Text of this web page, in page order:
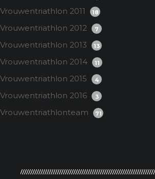
Vrouwentriathlon 2011 18
Vrouwentriathlon 2012 7
Vrouwentriathlon 2013 13
Vrouwentriathlon 2014 11
Vrouwentriathlon 2015 4
Vrouwentriathlon 2016 3
Vrouwentriathlonteam 71